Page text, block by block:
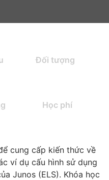
Đối tượng
Học phí
cung cấp kiến thức về
ví dụ cấu hình sử dụng
Junos (ELS). Khóa học